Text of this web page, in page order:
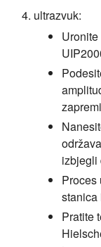
ultrazvuk:
izbjegli
Proces
stanica
Pratite